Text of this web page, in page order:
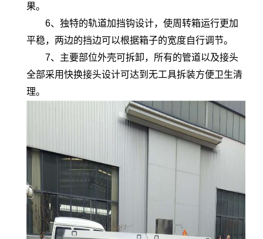
果。
6、独特的轨道加挡钩设计，使周转箱运行更加
平稳，两边的挡边可以根据箱子的宽度自行调节。
7、主要部位外壳可拆卸，所有的管道以及接头
全部采用快换接头设计可达到无工具拆装方便卫生清
理。